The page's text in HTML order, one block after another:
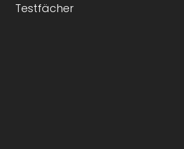
Testfächer